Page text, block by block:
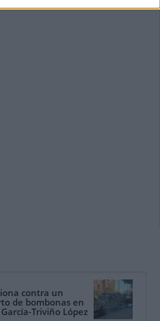
contra un
de bombonas en
Triviño López